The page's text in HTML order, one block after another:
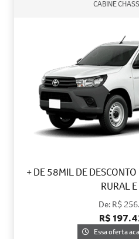
CABINE
+ DE 58MIL DE
RURAL E
De: R$
R$
Essa oferta